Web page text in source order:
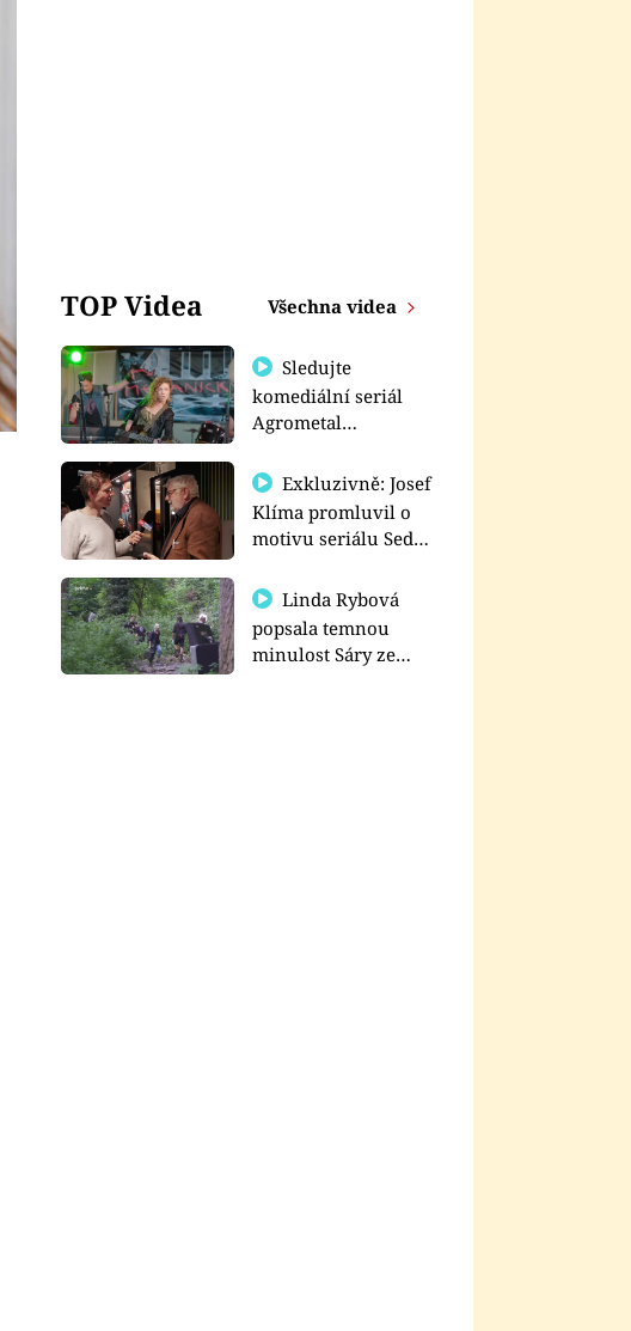
TOP Videa Všechna videa
Sledujte
komediální seriál
Agrometal
prima+
Exkluzivně: Josef
Klíma promluvil o
motivu seriálu Sedm
Linda Rybová
popsala temnou
minulost Sáry ze